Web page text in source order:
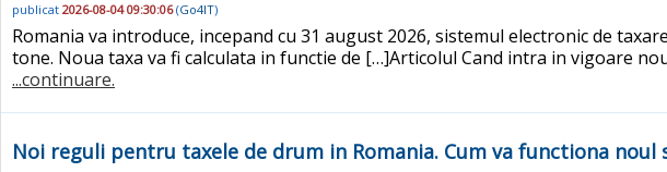
publicat 2026-08-04 09:30:06(Go4IT)
Romania va introduce, incepand cu 31 august 2026, sistemul electronic de
tone. Noua taxa va fi calculata in functie de […]Articolul Cand intra in vigoare
...continuare.
Noi reguli pentru taxele de drum in Romania. Cum va functiona noul